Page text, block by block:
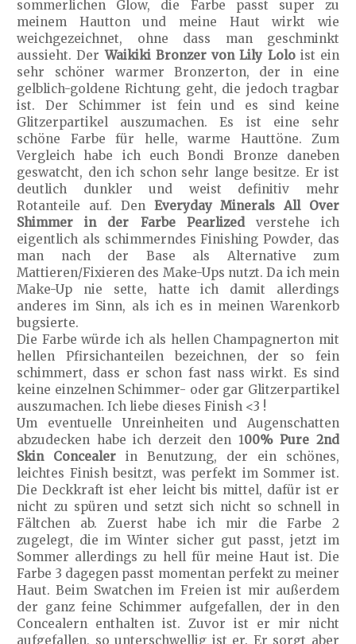
sommerlichen Glow, die Farbe passt super zu
meinem Hautton und meine Haut wirkt wie
weichgezeichnet, ohne dass man geschminkt
aussieht. DerWaikiki Bronzer von Lily Loloist ein
sehr schöner warmer Bronzerton, der in eine
gelblich-goldene Richtung geht, die jedoch tragbar
ist. Der Schimmer ist fein und es sind keine
Glitzerpartikel auszumachen. Es ist eine sehr
schöne Farbe für helle, warme Hauttöne. Zum
Vergleich habe ich euch Bondi Bronze daneben
geswatcht, den ich schon sehr lange besitze. Er ist
deutlich dunkler und weist definitiv mehr
Rotanteile auf. Den Everyday Minerals All Over
Shimmer in der Farbe Pearlizedverstehe ich
eigentlich als schimmerndes Finishing Powder, das
man nach der Base als Alternative zum
Mattieren/Fixieren des Make-Ups nutzt. Da ich mein
Make-Up nie sette, hatte ich damit allerdings
anderes im Sinn, als ich es in meinen Warenkorb
bugsierte.
Die Farbe würde ich als hellen Champagnerton mit
hellen Pfirsichanteilen bezeichnen, der so fein
schimmert, dass er schon fast nass wirkt. Es sind
keine einzelnen Schimmer- oder gar Glitzerpartikel
auszumachen. Ich liebe dieses Finish <3 !
Um eventuelle Unreinheiten und Augenschatten
abzudecken habe ich derzeit den 100% Pure 2nd
Skin Concealer in Benutzung, der ein schönes,
leichtes Finish besitzt, was perfekt im Sommer ist.
Die Deckkraft ist eher leicht bis mittel, dafür ist er
nicht zu spüren und setzt sich nicht so schnell in
Fältchen ab. Zuerst habe ich mir die Farbe 2
zugelegt, die im Winter sicher gut passt, jetzt im
Sommer allerdings zu hell für meine Haut ist. Die
Farbe 3 dagegen passt momentan perfekt zu meiner
Haut. Beim Swatchen im Freien ist mir außerdem
der ganz feine Schimmer aufgefallen, der in den
Concealern enthalten ist. Zuvor ist er mir nicht
aufgefallen, so unterschwellig ist er. Er sorgt aber